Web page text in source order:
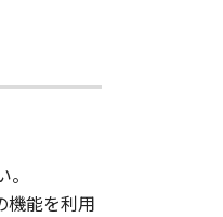
機能を利用